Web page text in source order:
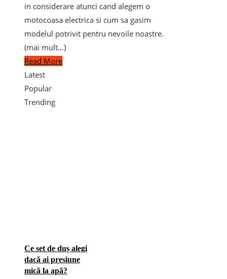
in considerare atunci cand alegem o
motocoasa electrica si cum sa gasim
modelul potrivit pentru nevoile noastre.
(mai mult…)
Read More
Latest
Popular
Trending
Ce set de duș alegi
dacă ai presiune
mică la apă?